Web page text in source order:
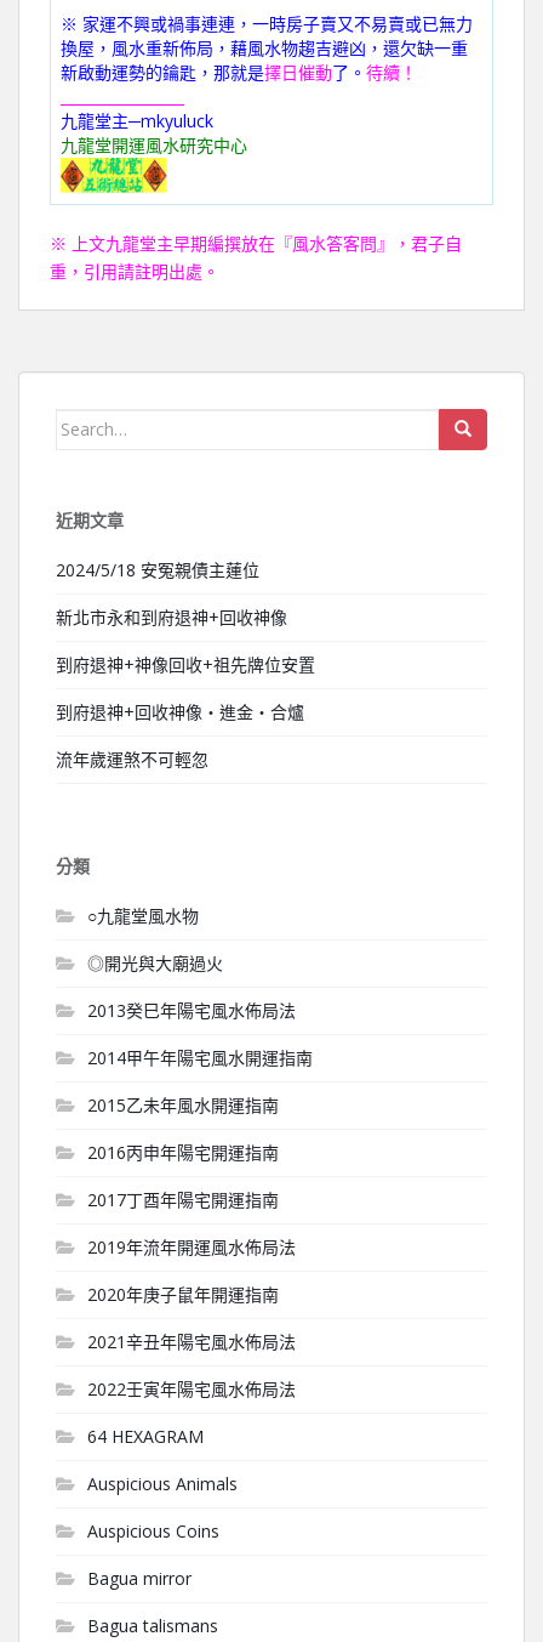
※ 家運不興或禍事連連，一時房子賣又不易賣或已無力
換屋，風水重新佈局，藉風水物趨吉避凶，還欠缺一重
新啟動運勢的鑰匙，那就是擇日催動了。 待續！
九龍堂主─mkyuluck
九龍堂開運風水研究中心
※ 上文九龍堂主早期編撰放在 『風水答客問』， 君子自
重，引用請註明出處。
Search for:
近期文章
2024/5/18 安冤親債主蓮位
新北市永和到府退神+回收神像
到府退神+神像回收+祖先牌位安置
到府退神+回收神像‧進金‧合爐
流年歲運煞不可輕忽
分類
○九龍堂風水物
◎開光與大廟過火
2013癸巳年陽宅風水佈局法
2014甲午年陽宅風水開運指南
2015乙未年風水開運指南
2016丙申年陽宅開運指南
2017丁酉年陽宅開運指南
2019年流年開運風水佈局法
2020年庚子鼠年開運指南
2021辛丑年陽宅風水佈局法
2022壬寅年陽宅風水佈局法
64 HEXAGRAM
Auspicious Animals
Auspicious Coins
Bagua mirror
Bagua talismans